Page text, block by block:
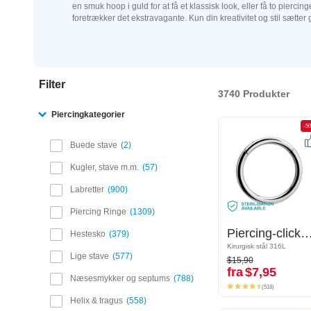
en smuk hoop i guld for at få et klassisk look, eller få to
foretrækker det ekstravagante. Kun din kreativitet og stil sætter
Filter
Piercingkategorier
Buede stave 2
Kugler, stave m.m. 57
Labretter 900
Piercing Ringe 1309
Hestesko 379
Lige stave 577
Næsesmykker og septums 788
Helix & tragus 558
3740 Produkter
-50%
Piercing-clicker (kirurgisk stål, sølv, blank finish)
Kirurgisk stål 316L
$15,90
fra$7,95
-
Piercing-clicker (kirurgisk stål, sølv, blank finish)
Kirurgisk stål 316L
$15,90
fra$7,95
(518)